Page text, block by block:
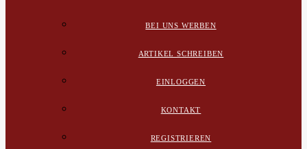
BEI UNS WERBEN
ARTIKEL SCHREIBEN
EINLOGGEN
KONTAKT
REGISTRIEREN